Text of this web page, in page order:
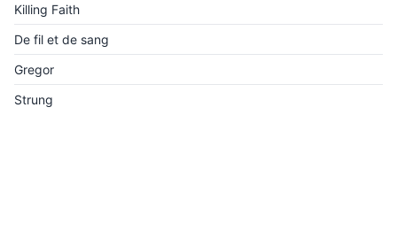
Killing Faith
De fil et de sang
Gregor
Strung